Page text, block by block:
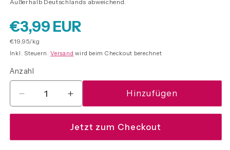
Außerhalb Deutschlands abweichend.
Normaler
Preis
€3,99 EUR
Grundpreis
€19,95/kg
Inkl. Steuern.Versand wird beim Checkout berechnet
Anzahl
Anzahl
Verringere
die
Erhöhe
die
Menge
für
Hinzufügen
Jetzt zum Checkout